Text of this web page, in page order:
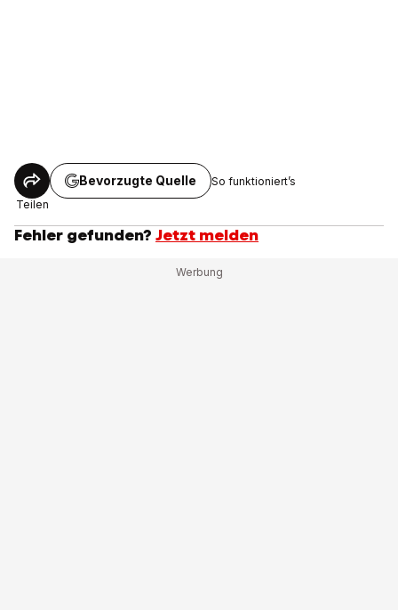
Teilen
Bevorzugte Quelle So funktioniert’s
Fehler gefunden? Jetzt melden